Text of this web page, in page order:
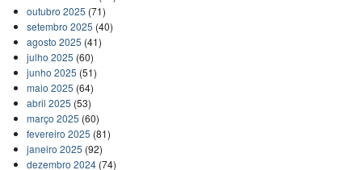
outubro 2025 (71)
setembro 2025 (40)
agosto 2025 (41)
julho 2025 (60)
junho 2025 (51)
maio 2025 (64)
abril 2025 (53)
março 2025 (60)
fevereiro 2025 (81)
janeiro 2025 (92)
dezembro 2024(74)